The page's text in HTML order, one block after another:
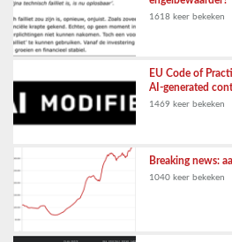
1618 keer bekeken
EU Code of
AI-generated
1469 keer bekeken
Breaking news:
1040 keer bekeken